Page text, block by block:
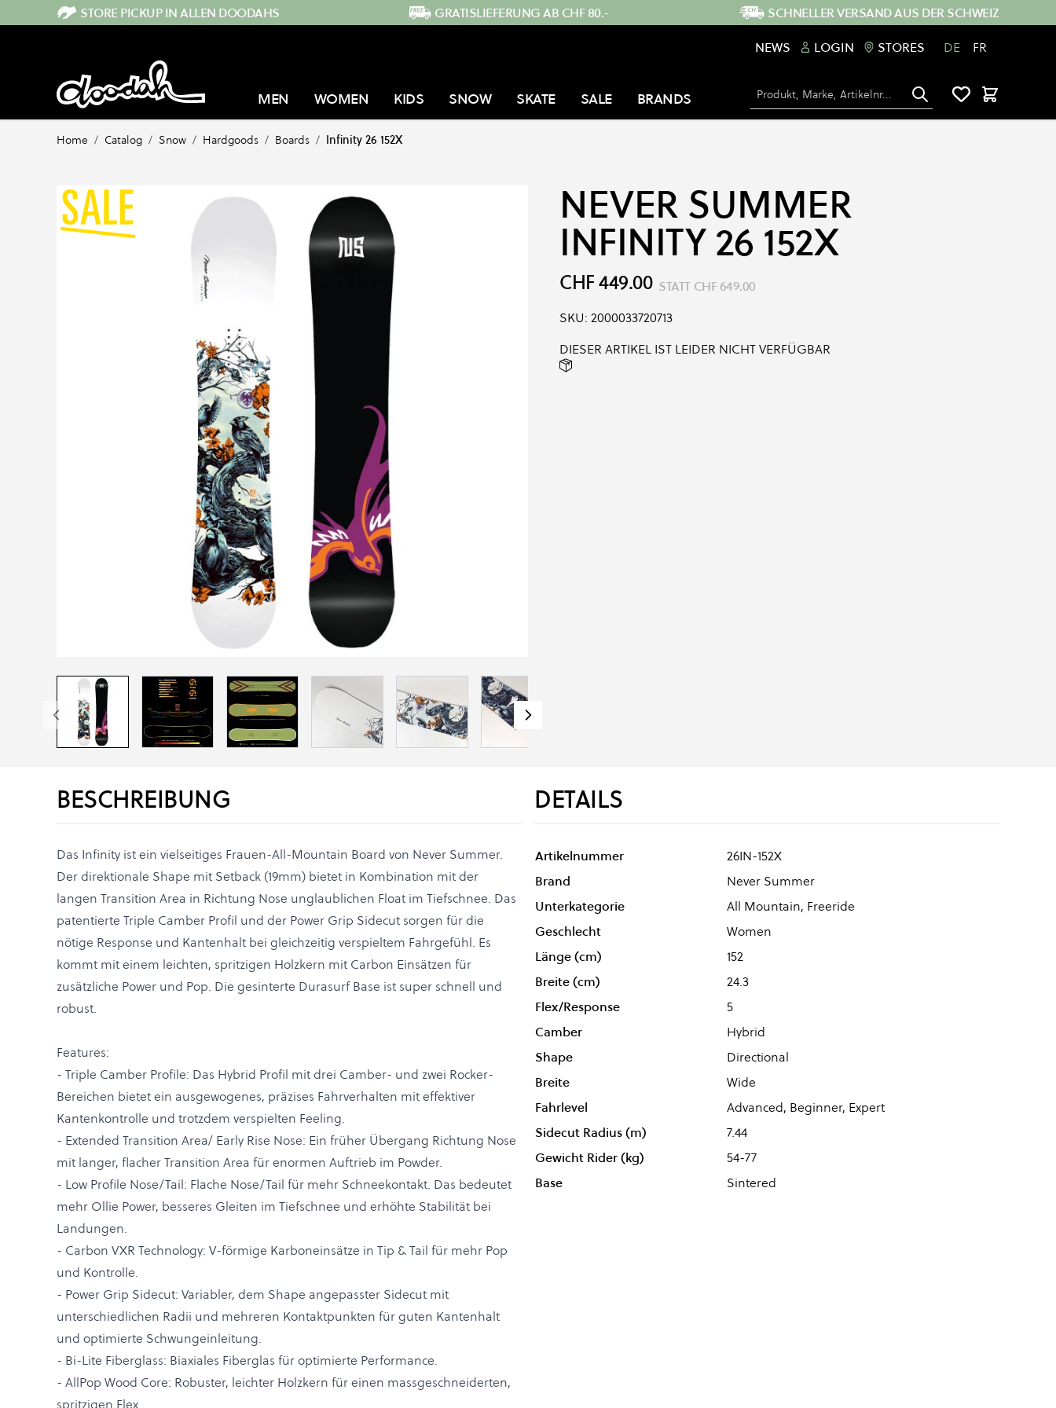
Direkt zum InhaltSTORE PICKUP IN ALLEN DOODAHS GRATISLIEFERUNG AB CHF 80.-
SCHNELLER VERSAND AUS DER SCHWEIZ
NEWS
LOGIN STORES DE FR
MEN WOMEN KIDS SNOW SKATE SALE BRANDS Suche Warenkorb
Home / Catalog / Snow / Hardgoods / Boards / Infinity 26 152X
NEVER SUMMER
INFINITY 26 152X
CHF 449.00 STATT CHF 649.00
SKU: 2000033720713
DIESER ARTIKEL IST LEIDER NICHT VERFÜGBAR
BESCHREIBUNG
Das Infinity ist ein vielseitiges Frauen-All-Mountain Board von Never Summer.
Der direktionale Shape mit Setback (19mm) bietet in Kombination mit der
langen Transition Area in Richtung Nose unglaublichen Float im Tiefschnee. Das
patentierte Triple Camber Profil und der Power Grip Sidecut sorgen für die
nötige Response und Kantenhalt bei gleichzeitig verspieltem Fahrgefühl. Es
kommt mit einem leichten, spritzigen Holzkern mit Carbon Einsätzen für
zusätzliche Power und Pop. Die gesinterte Durasurf Base ist super schnell und
robust.
Features:
- Triple Camber Profile: Das Hybrid Profil mit drei Camber- und zwei Rocker-
Bereichen bietet ein ausgewogenes, präzises Fahrverhalten mit effektiver
Kantenkontrolle und trotzdem verspielten Feeling.
- Extended Transition Area/ Early Rise Nose: Ein früher Übergang Richtung Nose
mit langer, flacher Transition Area für enormen Auftrieb im Powder.
- Low Profile Nose/Tail: Flache Nose/Tail für mehr Schneekontakt. Das bedeutet
mehr Ollie Power, besseres Gleiten im Tiefschnee und erhöhte Stabilität bei
Landungen.
- Carbon VXR Technology: V-förmige Karboneinsätze in Tip & Tail für mehr Pop
und Kontrolle.
- Power Grip Sidecut: Variabler, dem Shape angepasster Sidecut mit
unterschiedlichen Radii und mehreren Kontaktpunkten für guten Kantenhalt
und optimierte Schwungeinleitung.
- Bi-Lite Fiberglass: Biaxiales Fiberglas für optimierte Performance.
- AllPop Wood Core: Robuster, leichter Holzkern für einen massgeschneiderten,
spritzigen Flex
DETAILS
Artikelnummer
26IN-152X
Brand
Never Summer
Unterkategorie
All Mountain, Freeride
Geschlecht
Women
Länge (cm)
152
Breite (cm)
24.3
Flex/Response
5
Camber
Hybrid
Shape
Directional
Breite
Wide
Fahrlevel
Advanced, Beginner, Expert
Sidecut Radius (m)
7.44
Gewicht Rider (kg)
54-77
Base
Sintered